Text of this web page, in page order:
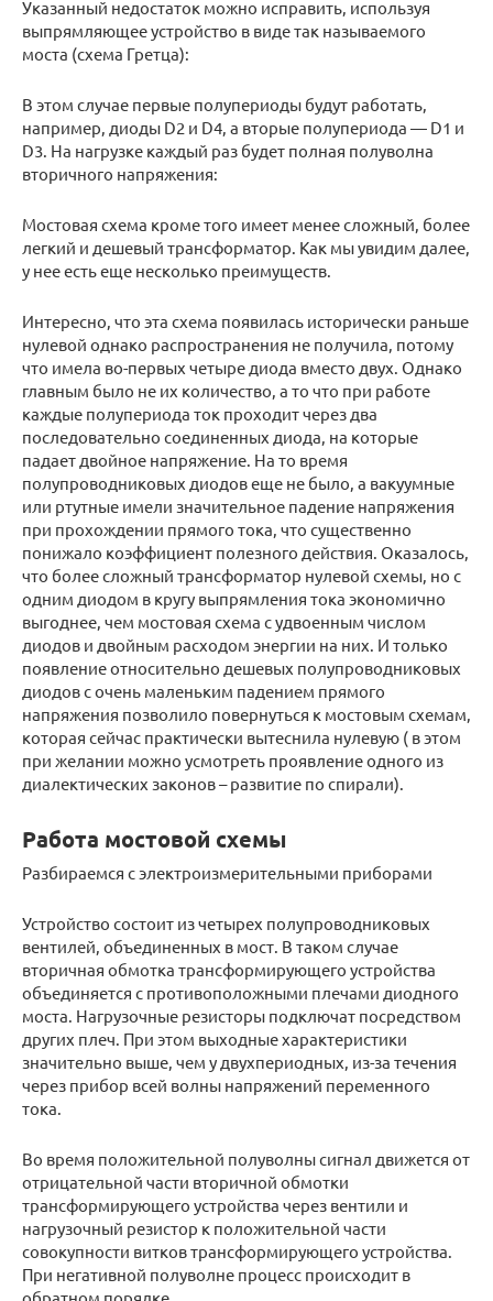
Указанный недостаток можно исправить, используя
выпрямляющее устройство в виде так называемого
моста (схема Гретца):
В этом случае первые полупериоды будут работать,
например, диоды D2 и D4, а вторые полупериода — D1 и
D3. На нагрузке каждый раз будет полная полуволна
вторичного напряжения:
Мостовая схема кроме того имеет менее сложный, более
легкий и дешевый трансформатор. Как мы увидим далее,
у нее есть еще несколько преимуществ.
Интересно, что эта схема появилась исторически раньше
нулевой однако распространения не получила, потому
что имела во-первых четыре диода вместо двух. Однако
главным было не их количество, а то что при работе
каждые полупериода ток проходит через два
последовательно соединенных диода, на которые
падает двойное напряжение. На то время
полупроводниковых диодов еще не было, а вакуумные
или ртутные имели значительное падение напряжения
при прохождении прямого тока, что существенно
понижало коэффициент полезного действия. Оказалось,
что более сложный трансформатор нулевой схемы, но с
одним диодом в кругу выпрямления тока экономично
выгоднее, чем мостовая схема с удвоенным числом
диодов и двойным расходом энергии на них. И только
появление относительно дешевых полупроводниковых
диодов с очень маленьким падением прямого
напряжения позволило повернуться к мостовым схемам,
которая сейчас практически вытеснила нулевую ( в этом
при желании можно усмотреть проявление одного из
диалектических законов – развитие по спирали).
Работа мостовой схемы
Разбираемся с электроизмерительными приборами
Устройство состоит из четырех полупроводниковых
вентилей, объединенных в мост. В таком случае
вторичная обмотка трансформирующего устройства
объединяется с противоположными плечами диодного
моста. Нагрузочные резисторы подключат посредством
других плеч. При этом выходные характеристики
значительно выше, чем у двухпериодных, из-за течения
через прибор всей волны напряжений переменного
тока.
Во время положительной полуволны сигнал движется от
отрицательной части вторичной обмотки
трансформирующего устройства через вентили и
нагрузочный резистор к положительной части
совокупности витков трансформирующего устройства.
При негативной полуволне процесс происходит в